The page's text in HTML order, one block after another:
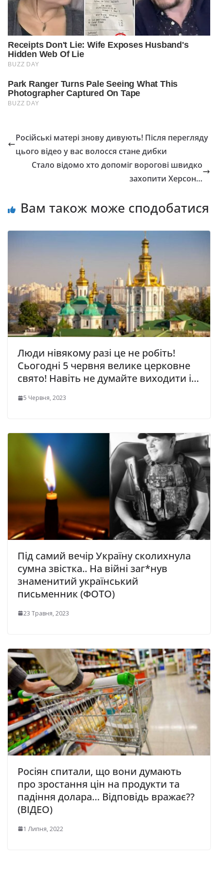
Російські матері знову дивують! Після перегляду
цього відео у вас волосся стане дибки
Стало відомо хто допоміг ворогові швидко
захопити Херсон…
Вам також може сподобатися
Люди нівякому разі це не робіть!
Сьогодні 5 червня велике церковне
свято! Навіть не думайте виходити і…
5 Червня, 2023
Під самий вечір Україну сколихнула
сумна звістка.. На війні заг*нув
знаменитий український
письменник (ФОТО)
23 Травня, 2023
Росіян спитали, що вони думають
про зростання цін на продукти та
падіння долара… Відповідь вражає??
(ВІДЕО)
1 Липня, 2022